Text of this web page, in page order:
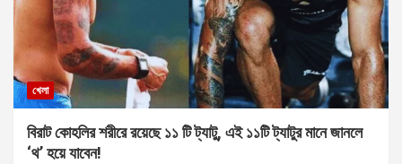
খেলা
বিরাট কোহলির শরীরে রয়েছে ১১ টি ট্যাটু, এই ১১টি ট্যাটুর মানে জানলে
‘থ’ হয়ে যাবেন!